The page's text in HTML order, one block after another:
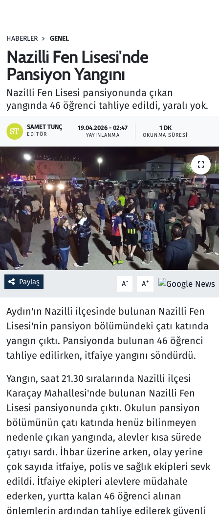
HABERLER GENEL
Nazilli Fen Lisesi'nde
Pansiyon Yangını
Nazilli Fen Lisesi pansiyonunda çıkan
yangında 46 öğrenci tahliye edildi, yaralı yok.
SAMET TUNÇ
EDITÖR
19.04.2026 - 02:47
YAYINLANMA
1 DK
OKUNMA SÜRESI
Paylaş A- A+
Aydın'ın Nazilli ilçesinde bulunan Nazilli Fen
Lisesi'nin pansiyon bölümündeki çatı katında
yangın çıktı. Pansiyonda bulunan 46 öğrenci
tahliye edilirken, itfaiye yangını söndürdü.
Yangın, saat 21.30 sıralarında Nazilli ilçesi
Karaçay Mahallesi'nde bulunan Nazilli Fen
Lisesi pansiyonunda çıktı. Okulun pansiyon
bölümünün çatı katında henüz bilinmeyen
nedenle çıkan yangında, alevler kısa sürede
çatıyı sardı. İhbar üzerine arken, olay yerine
çok sayıda itfaiye, polis ve sağlık ekipleri sevk
edildi. İtfaiye ekipleri alevlere müdahale
ederken, yurtta kalan 46 öğrenci alınan
önlemlerin ardından tahliye edilerek güvenli
Haber
Kültür Sanat
Kurumsal Haberler
Otomobil
Oyun
Ramazan
Resmi İlanlar
Rüya Tabirleri
Sağlık
Savunma Sanayi
Seçim 2023
Teknoloji ve Bilim
Televizyon